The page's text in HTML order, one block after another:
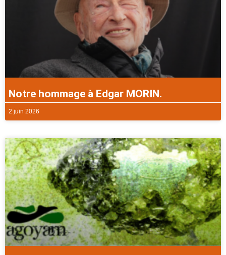
Notre hommage à Edgar MORIN.
2 juin 2026